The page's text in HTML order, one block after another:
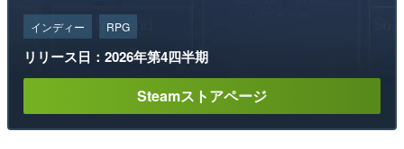
インディー RPG
リリース日：2026年第4四半期
Steamストアページ